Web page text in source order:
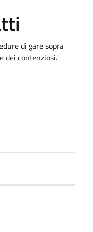
di gare sopra
dei contenziosi.